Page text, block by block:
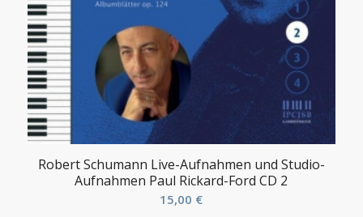
Robert Schumann Live-Aufnahmen und Studio-
Aufnahmen Paul Rickard-Ford CD 2
15,00 €